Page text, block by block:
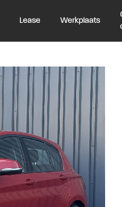
Lease Werkplaats